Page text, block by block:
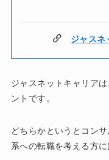
ジャスネ
ジャスネットキャリア
ントです。
どちらかというとコン
系への転職を考える方に